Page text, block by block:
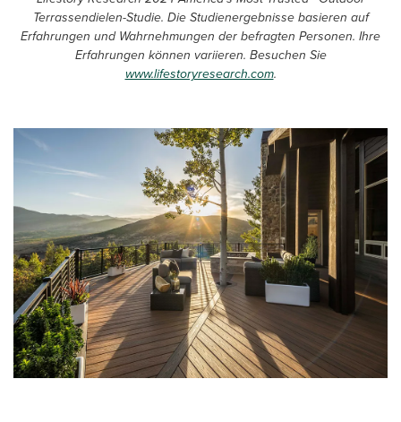
Terrassendielen-Studie. Die Studienergebnisse basieren auf
Erfahrungen und Wahrnehmungen der befragten Personen. Ihre
Erfahrungen können variieren. Besuchen Sie
www.lifestoryresearch.com.